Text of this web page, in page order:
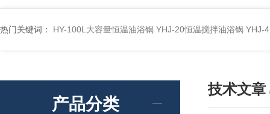
热门关键词： HY-100L大容量恒温油浴锅 YHJ-20恒温搅拌油浴锅 YHJ-
产品分类
技术文章